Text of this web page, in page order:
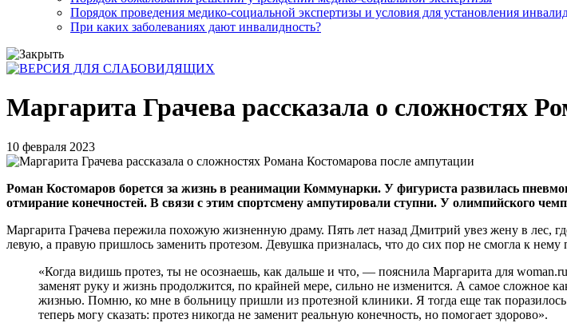
Порядок проведения медико-социальной экспертизы и условия для установления
При каких заболеваниях дают инвалидность?
Маргарита Грачева рассказала о сложностях
10 февраля 2023
Роман Костомаров борется за жизнь в реанимации Коммунарки. У фигуриста развилась
отмирание конечностей. В связи с этим спортсмену ампутировали ступни. У олимпийского
Маргарита Грачева пережила похожую жизненную драму. Пять лет назад Дмитрий увез жену в лес,
левую, а правую пришлось заменить протезом. Девушка призналась, что до сих пор не смогла к нему
«Когда видишь протез, ты не осознаешь, как дальше и что, — пояснила Маргарита для
заменят руку и жизнь продолжится, по крайней мере, сильно не изменится. А самое сложное
жизнью. Помню, ко мне в больницу пришли из протезной клиники. Я тогда еще так
теперь могу сказать: протез никогда не заменит реальную конечность, но помогает здорово».